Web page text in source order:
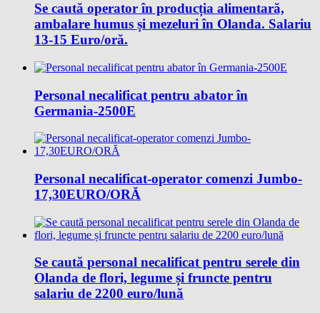
Se caută operator în producția alimentară,
ambalare humus și mezeluri în Olanda. Salariu
13-15 Euro/oră.
Personal necalificat pentru abator în
Germania-2500E
Personal necalificat-operator comenzi Jumbo-
17,30EURO/ORĂ
Se caută personal necalificat pentru serele din
Olanda de flori, legume și fruncte pentru
salariu de 2200 euro/lună